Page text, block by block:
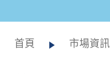
首頁 市場資訊